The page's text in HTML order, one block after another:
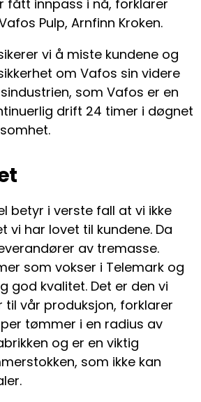
fått innpass i nå, forklarer
Pulp, Arnfinn Kroken.
vi å miste kundene og
om Vafos sin videre
som Vafos er en
drift 24 timer i døgnet
betyr i verste fall at vi ikke
vi har lovet til kundene. Da
av tremasse.
som vokser i Telemark og
god kvalitet. Det er den vi
til vår produksjon, forklarer
tømmer i en radius av
og er en viktig
som ikke kan